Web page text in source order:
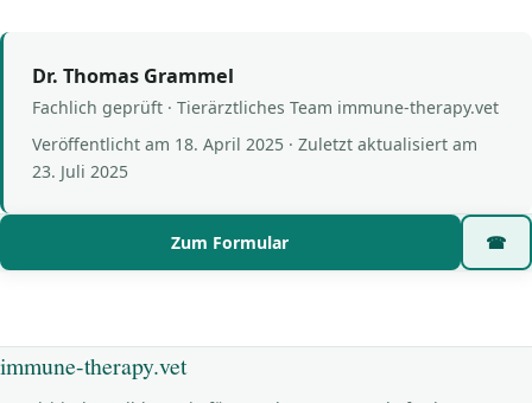
Dr. Thomas Grammel
Fachlich geprüft · Tierärztliches Team immune-therapy.vet
Veröffentlicht am 18. April 2025 · Zuletzt aktualisiert am
23. Juli 2025
Zum Formular ☎
immune-therapy.vet